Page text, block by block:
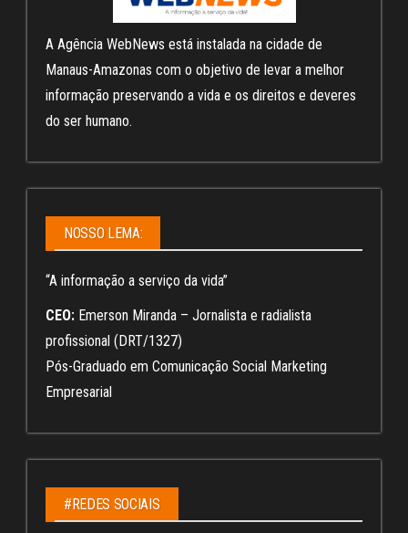
A Agência WebNews está instalada na cidade de
Manaus-Amazonas com o objetivo de levar a melhor
informação preservando a vida e os direitos e deveres
do ser humano.
NOSSO LEMA:
“A informação a serviço da vida”
CEO: Emerson Miranda – Jornalista e radialista
profissional (DRT/1327)
Pós-Graduado em Comunicação Social Marketing
Empresarial
#REDES SOCIAIS